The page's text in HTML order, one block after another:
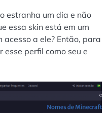
estranha um dia e não
essa skin está em um
acesso a ele? Então, para
esse perfil como seu e